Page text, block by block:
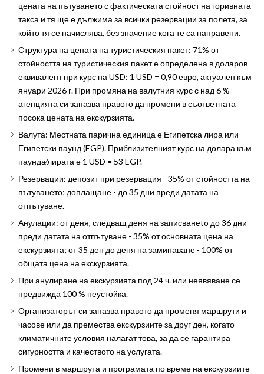
цената на пътуването с фактическата стойност на горивната
такса и тя ще е дължима за всички резервации за полета, за
който тя се начислява, без значение кога те са направени.
Структура на цената на туристическия пакет: 71% от
стойността на туристическия пакет е определена в доларов
еквивалент при курс на USD: 1 USD = 0,90 евро, актуален към
януари 2026 г. При промяна на валутния курс с над 6 %
агенцията си запазва правото да промени в съответната
посока цената на екскурзията.
Валута: Местната парична единица е Египетска лира или
Египетски паунд (EGP). Приблизителният курс на долара към
паунда∕лирата е 1 USD = 53 EGP.
Резервации: депозит при резервация - 35% от стойността на
пътуването; доплащане - до 35 дни преди датата на
отпътуване.
Анулации: от деня, следващ деня на записванеto до 36 дни
преди датата на отпътуване - 35% от основната цена на
екскурзията; от 35 ден до деня на заминаване - 100% от
общата цена на екскурзията.
При анулиране на екскурзията под 24 ч. или неявяване се
предвижда 100 % неустойка.
Организаторът си запазва правото да променя маршрути и
часове или да премества екскурзиите за друг ден, когато
климатичните условия налагат това, за да се гарантира
сигурността и качеството на услугата.
Промени в маршрута и програмата по време на екскурзиите